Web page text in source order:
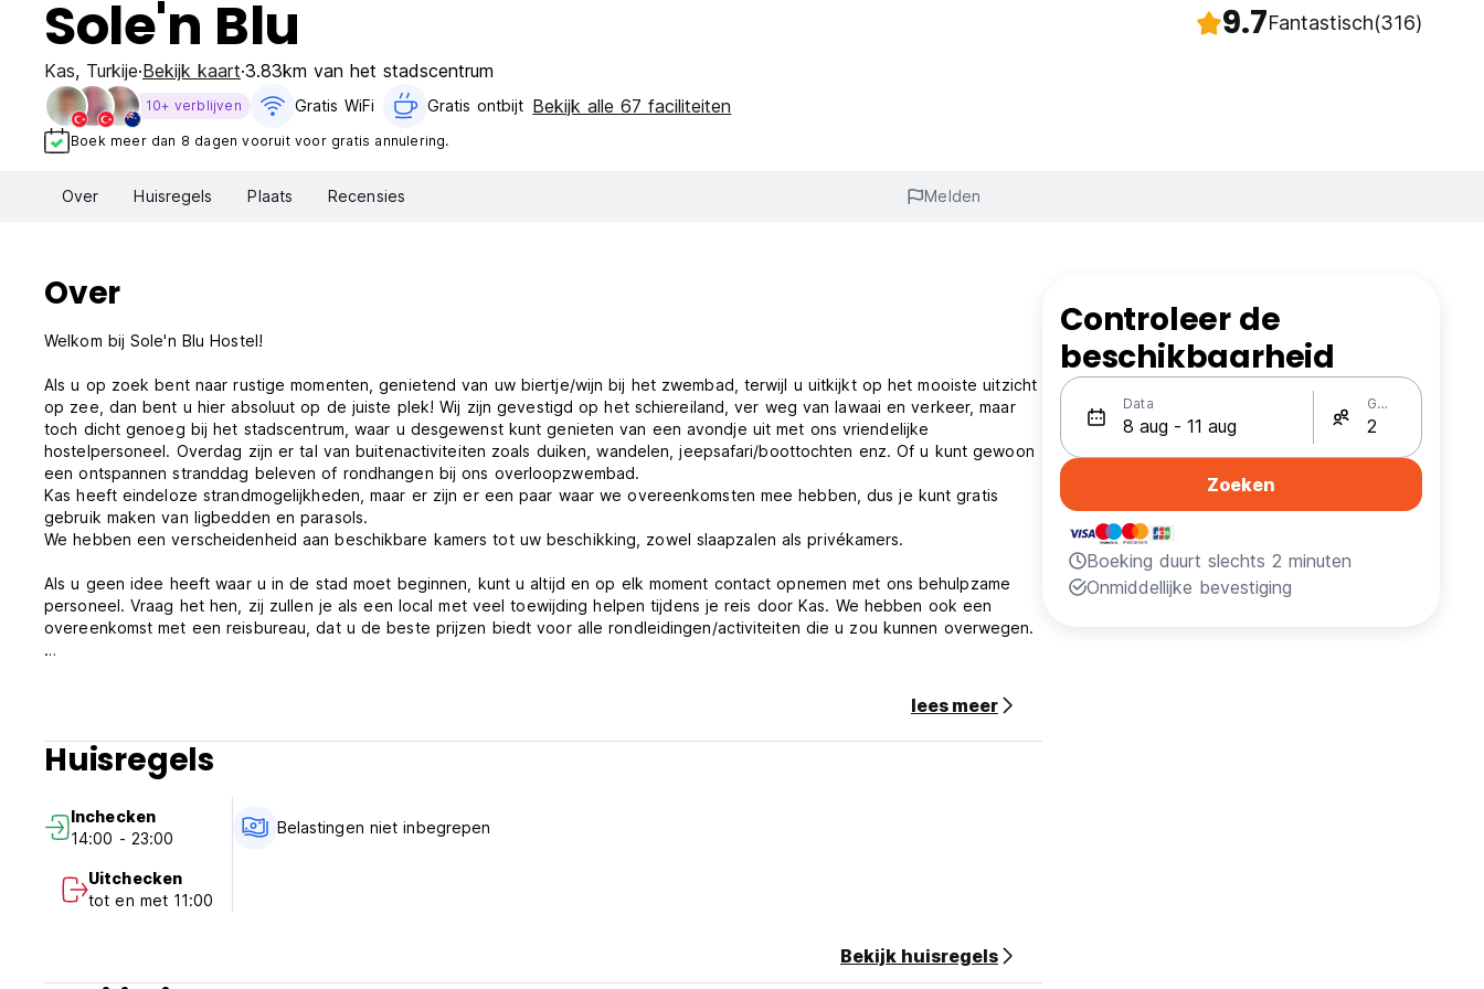
Sole'n Blu 9.7Fantastisch(316)
Kas, Turkije Bekijk kaart 3.83km van het stadscentrum
10+ verblijven Gratis WiFi Gratis ontbijt‎ Bekijk alle 67 faciliteiten
Boek meer dan 8 dagen vooruit voor gratis annulering.
Over Huisregels Plaats Recensies Melden
Over
Welkom bij Sole'n Blu Hostel!
Als u op zoek bent naar rustige momenten, genietend van uw biertje/wijn bij het zwembad, terwijl u uitkijkt op het mooiste uitzicht
op zee, dan bent u hier absoluut op de juiste plek! Wij zijn gevestigd op het schiereiland, ver weg van lawaai en verkeer, maar
toch dicht genoeg bij het stadscentrum, waar u desgewenst kunt genieten van een avondje uit met ons vriendelijke
hostelpersoneel. Overdag zijn er tal van buitenactiviteiten zoals duiken, wandelen, jeepsafari/boottochten enz. Of u kunt gewoon
een ontspannen stranddag beleven of rondhangen bij ons overloopzwembad.
Kas heeft eindeloze strandmogelijkheden, maar er zijn er een paar waar we overeenkomsten mee hebben, dus je kunt gratis
gebruik maken van ligbedden en parasols.
We hebben een verscheidenheid aan beschikbare kamers tot uw beschikking, zowel slaapzalen als privékamers.
Als u geen idee heeft waar u in de stad moet beginnen, kunt u altijd en op elk moment contact opnemen met ons behulpzame
personeel. Vraag het hen, zij zullen je als een local met veel toewijding helpen tijdens je reis door Kas. We hebben ook een
overeenkomst met een reisbureau, dat u de beste prijzen biedt voor alle rondleidingen/activiteiten die u zou kunnen overwegen.
- Kaputas-strand - 35 minuten (bus)
- Patara-strand - 1 uur (bus)
gasten :)
Het ontbijt wordt elke dag door ons verzorgd van 8.30-11.00 uur.
Aarzel niet om ons te raadplegen voor verdere vragen :)
Sole'n Blu - Algemene voorwaarden
lees meer
Huisregels
Inchecken
14:00 - 23:00
Uitchecken
tot en met 11:00
Belastingen niet inbegrepen
Bekijk huisregels
Controleer de
beschikbaarheid
Data Gasten
Zoeken
Boeking duurt slechts 2 minuten
Onmiddellijke bevestiging